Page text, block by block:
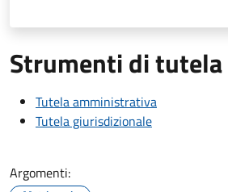
Strumenti di tutela
Tutela amministrativa
Tutela giurisdizionale
Argomenti: